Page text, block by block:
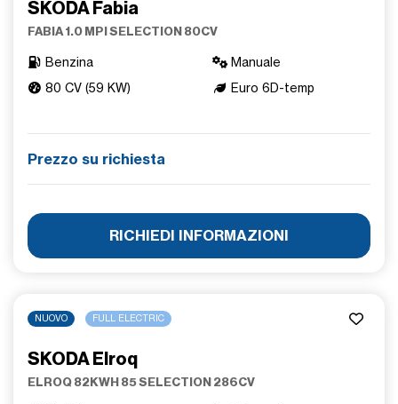
SKODA Fabia
FABIA 1.0 MPI SELECTION 80CV
Benzina
Manuale
80 CV (59 KW)
Euro 6D-temp
Prezzo su richiesta
RICHIEDI INFORMAZIONI
NUOVO FULL ELECTRIC
SKODA Elroq
ELROQ 82KWH 85 SELECTION 286CV